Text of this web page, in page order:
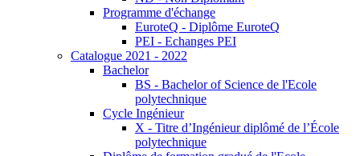
Programme d'échange
EuroteQ - Diplôme EuroteQ
PEI - Echanges PEI
Catalogue 2021 - 2022
Bachelor
BS - Bachelor of Science de l'Ecole
polytechnique
Cycle Ingénieur
X - Titre d’Ingénieur diplômé de l’École
polytechnique